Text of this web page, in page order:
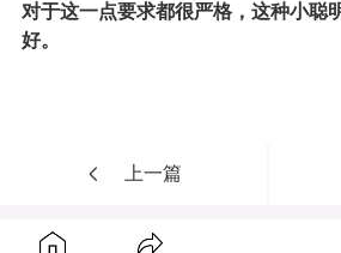
对于这一点要求都很严格，这种小聪
好。
上一篇